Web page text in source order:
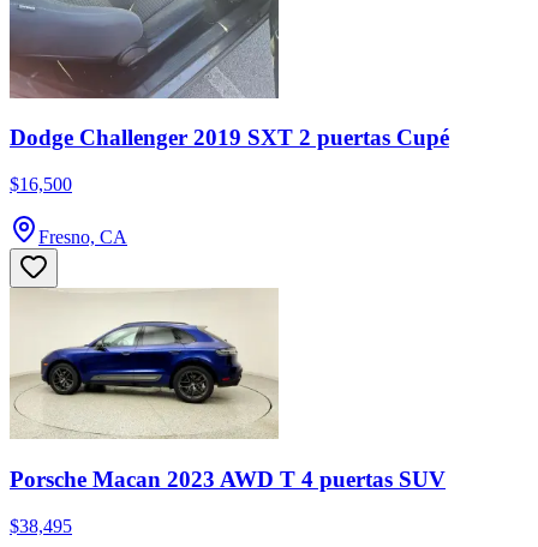
Dodge Challenger 2019 SXT 2 puertas Cupé
$16,500
Fresno, CA
Porsche Macan 2023 AWD T 4 puertas SUV
$38,495